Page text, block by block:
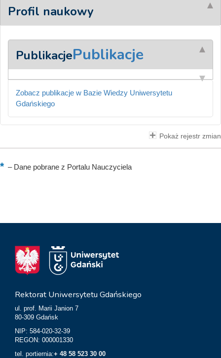
Profil naukowy
PublikacjePublikacje
Zobacz publikacje w Bazie Wiedzy Uniwersytetu
Gdańskiego
Pokaż rejestr zmian
–Dane pobrane z Portalu Nauczyciela
Rektorat Uniwersytetu Gdańskiego
ul. prof. Marii Janion 7
80-309 Gdańsk
NIP: 584-020-32-39
REGON: 000001330
tel. portiernia:+ 48 58 523 30 00